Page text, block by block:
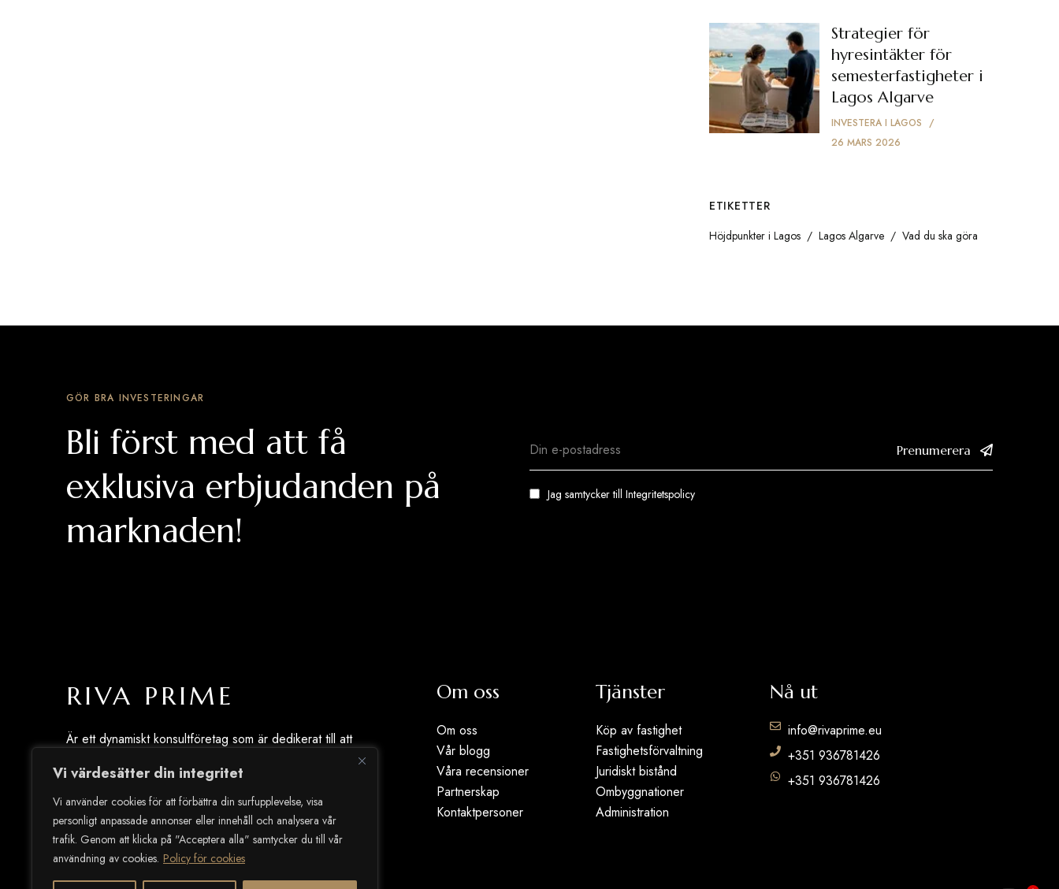
Vi värdesätter din integritet
Vi använder cookies för att förbättra din surfupplevelse, visa
personligt anpassade annonser eller innehåll och analysera vår
trafik. Genom att klicka på "Acceptera alla" samtycker du till vår
användning av cookies. Policy för cookies
Strategier för
hyresintäkter för
semesterfastigheter i
Lagos Algarve
INVESTERA I LAGOS
26 MARS 2026
ETIKETTER
Höjdpunkter i Lagos
Lagos Algarve Vad du ska göra
GÖR BRA INVESTERINGAR
Bli först med att få
exklusiva erbjudanden på
marknaden!
Prenumerera
Jag samtycker till Integritetspolicy
RIVA PRIME
Är ett dynamiskt konsultföretag som är dedikerat till att
leverera exceptionella, personliga investeringslösningar
i Lagos, Portugal. Din investeringsresa med oss är
effektiv, informerad och mycket givande.
Om oss
Om oss
Vår blogg
Våra recensioner
Partnerskap
Kontaktpersoner
Tjänster
Köp av fastighet
Fastighetsförvaltning
Juridiskt bistånd
Ombyggnationer
Administration
Nå ut
info@rivaprime.eu
+351 936781426
+351 936781426
2